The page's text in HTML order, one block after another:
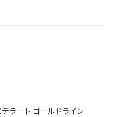
ラート ゴールドライン